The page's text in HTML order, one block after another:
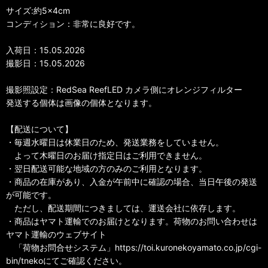
サイズ:約5×4cm
コンディション：非常に良好です。
入荷日：15.05.2026
撮影日：15.05.2026
撮影照設定：RedSea ReefLED カメラ側にオレンジフィルター
発送する個体は画像の個体となります。
【配送について】
・毎週水曜日は休業日のため、発送業務をしていません。
よって木曜日のお届け指定日はご利用できません。
・翌日配送可能な地域の方のみのご利用となります。
・商品の在庫があり、入金が午前中に確認の場合、当日午後の発送
が可能です。
ただし、配送期間につきましては、運送会社に依存します。
・商品はヤマト運輸でのお届けとなります。荷物のお問い合わせは
ヤマト運輸のウェブサイト
「荷物お問合せシステム」https://toi.kuronekoyamato.co.jp/cgi-
bin/tnekoにてご確認ください。